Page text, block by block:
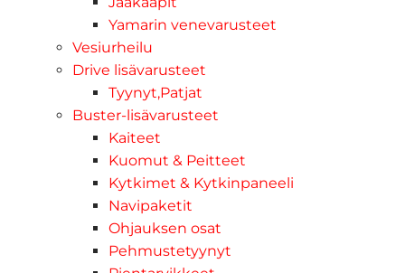
Yamarin venevarusteet
Vesiurheilu
Drive lisävarusteet
Tyynyt,Patjat
Buster-lisävarusteet
Kaiteet
Kuomut & Peitteet
Kytkimet & Kytkinpaneeli
Navipaketit
Ohjauksen osat
Pehmustetyynyt